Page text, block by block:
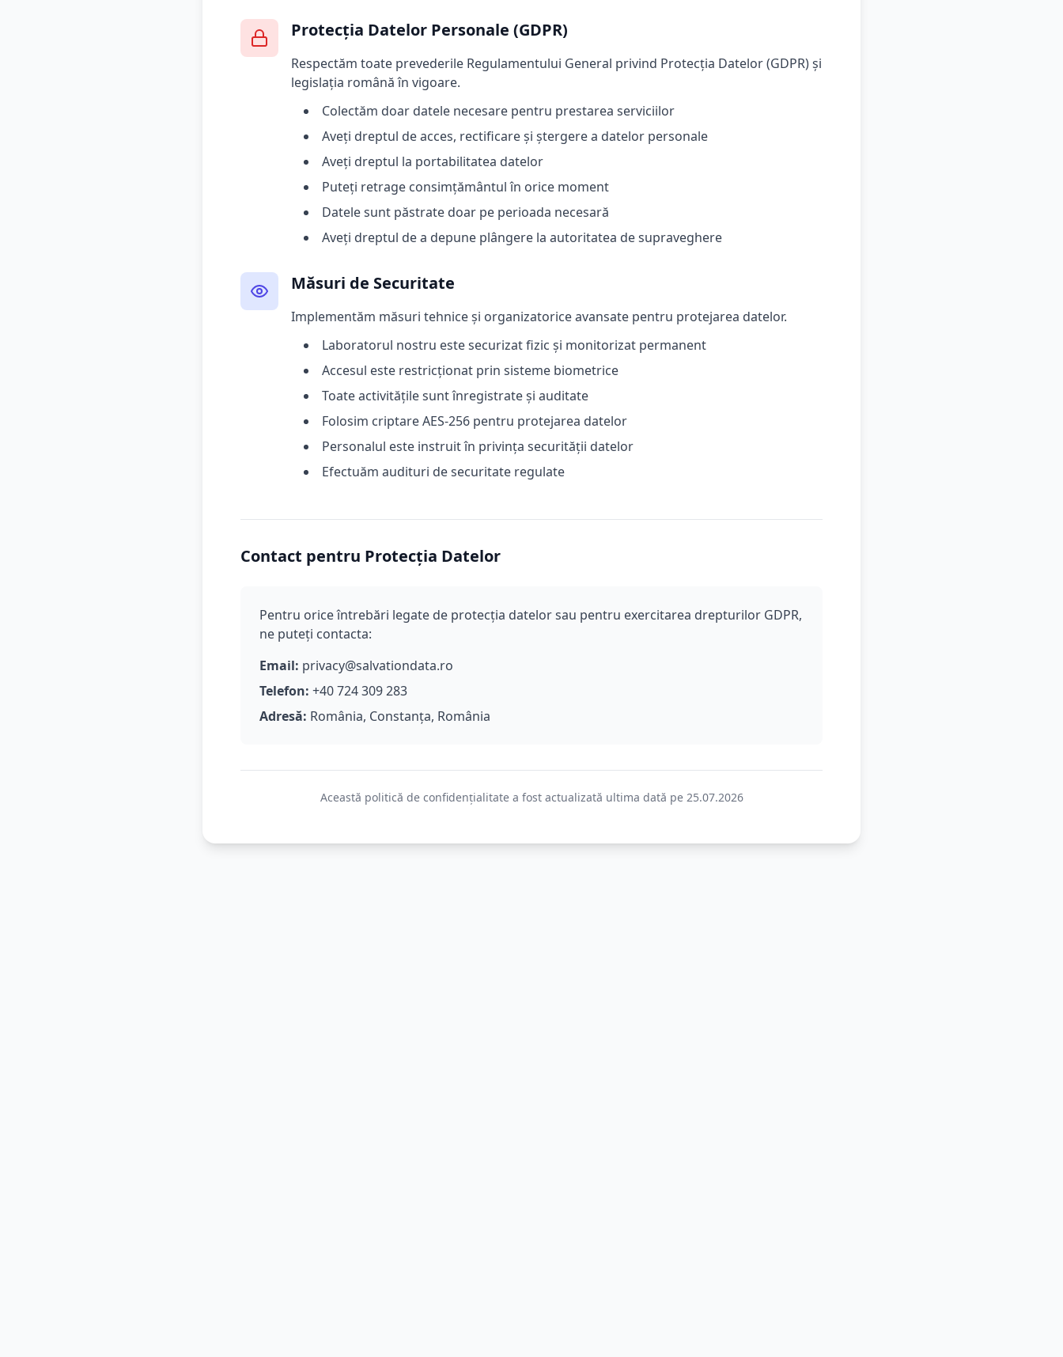
Protecția Datelor Personale (GDPR)
Respectăm toate prevederile Regulamentului General privind Protecția Datelor (GDPR) și
legislația română în vigoare.
Colectăm doar datele necesare pentru prestarea serviciilor
Aveți dreptul de acces, rectificare și ștergere a datelor personale
Aveți dreptul la portabilitatea datelor
Puteți retrage consimțământul în orice moment
Datele sunt păstrate doar pe perioada necesară
Aveți dreptul de a depune plângere la autoritatea de supraveghere
Măsuri de Securitate
Implementăm măsuri tehnice și organizatorice avansate pentru protejarea datelor.
Laboratorul nostru este securizat fizic și monitorizat permanent
Accesul este restricționat prin sisteme biometrice
Toate activitățile sunt înregistrate și auditate
Folosim criptare AES-256 pentru protejarea datelor
Personalul este instruit în privința securității datelor
Efectuăm audituri de securitate regulate
Contact pentru Protecția Datelor
Pentru orice întrebări legate de protecția datelor sau pentru exercitarea drepturilor GDPR,
ne puteți contacta:
Email: privacy@salvationdata.ro
Telefon: +40 724 309 283
Adresă: România, Constanța, România
Această politică de confidențialitate a fost actualizată ultima dată pe 25.07.2026